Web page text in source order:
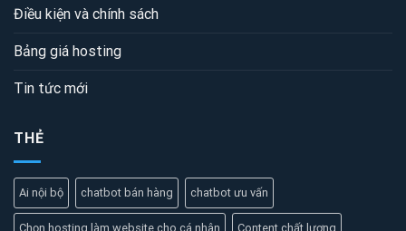
Điều kiện và chính sách
Bảng giá hosting
Tin tức mới
THẺ
Ai nội bộ chatbot bán hàng chatbot ưu vấn
Chọn hosting làm website cho cá nhân Content chất lượng